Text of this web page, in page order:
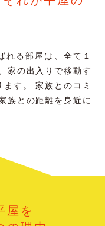
れる部屋は、全て１
家の出入りで移動す
す。
家族とのコミ
族との距離を身近に
屋を